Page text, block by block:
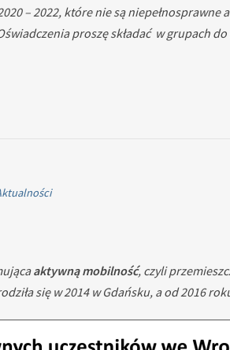
– 2022, które nie są niepełnosprawne
proszę składać w grupach
aktywną mobilność, czyli
się w 2014 w Gdańsku, a od 2016